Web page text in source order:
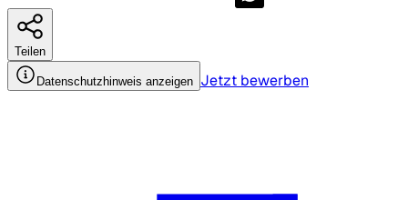
Teilen
Datenschutzhinweis anzeigen Jetzt bewerben